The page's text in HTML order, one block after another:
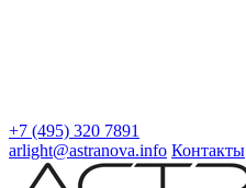
+7 (495) 320 7891
arlight@astranova.info Контакты